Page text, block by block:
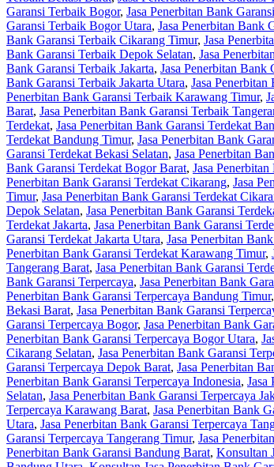
Garansi Terbaik Bogor, Jasa Penerbitan Bank
Garansi Terbaik Bogor Utara, Jasa Penerbitan Bank
Bank Garansi Terbaik Cikarang Timur, Jasa
Bank Garansi Terbaik Depok Selatan, Jasa
Bank Garansi Terbaik Jakarta, Jasa Penerbitan Bank
Bank Garansi Terbaik Jakarta Utara, Jasa
Penerbitan Bank Garansi Terbaik Karawang Timur,
Barat, Jasa Penerbitan Bank Garansi Terbaik
Terdekat, Jasa Penerbitan Bank Garansi Terdekat
Terdekat Bandung Timur, Jasa Penerbitan Bank
Garansi Terdekat Bekasi Selatan, Jasa Penerbitan
Bank Garansi Terdekat Bogor Barat, Jasa
Penerbitan Bank Garansi Terdekat Cikarang, Jasa
Timur, Jasa Penerbitan Bank Garansi Terdekat
Depok Selatan, Jasa Penerbitan Bank Garansi
Terdekat Jakarta, Jasa Penerbitan Bank Garansi
Garansi Terdekat Jakarta Utara, Jasa Penerbitan
Penerbitan Bank Garansi Terdekat Karawang Timur,
Tangerang Barat, Jasa Penerbitan Bank Garansi
Bank Garansi Terpercaya, Jasa Penerbitan Bank
Penerbitan Bank Garansi Terpercaya Bandung Timur,
Bekasi Barat, Jasa Penerbitan Bank Garansi
Garansi Terpercaya Bogor, Jasa Penerbitan Bank
Penerbitan Bank Garansi Terpercaya Bogor Utara,
Cikarang Selatan, Jasa Penerbitan Bank Garansi
Garansi Terpercaya Depok Barat, Jasa Penerbitan
Penerbitan Bank Garansi Terpercaya Indonesia, Jasa
Selatan, Jasa Penerbitan Bank Garansi Terpercaya
Terpercaya Karawang Barat, Jasa Penerbitan Bank
Utara, Jasa Penerbitan Bank Garansi Terpercaya
Garansi Terpercaya Tangerang Timur, Jasa
Penerbitan Bank Garansi Bandung Barat, Konsultan